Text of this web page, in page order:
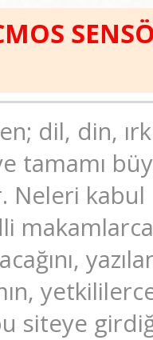
dil, din, ırk
tamamı
Neleri
siteye